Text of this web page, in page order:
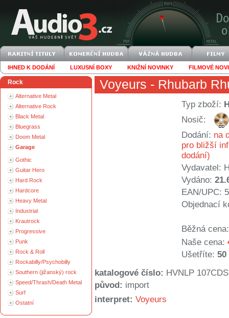
IHNED K DODÁNÍ LUXUSNÍ BOXY KNIŽNÍ NOVINKY FILMOVÉ
Rock
Alternative Metal
Alternative Rock
Black Metal
Bluegrass
Doom Metal
Garage
Gothic
Guitar Hero
Hard Rock
Hardcore
Heavy Metal
Industrial
Krautrock
Progressive
Punk
Rock & Roll
Rockabilly/Psychobilly
Southern (jižanský) rock
Speed/Thrash/Death Metal
Surf
Ostatní
Voyeurs - Rhubarb
Typ zboží:
Nosič:
Dodání: na
pro bližší
dodání)
Vydavatel:
Vydáno:
EAN/UPC:
Objednací
Běžná cena:
Naše cena:
Ušetříte: 50
katalogové číslo: HVNLP 107CDS
původ: import
interpret: Voyeurs